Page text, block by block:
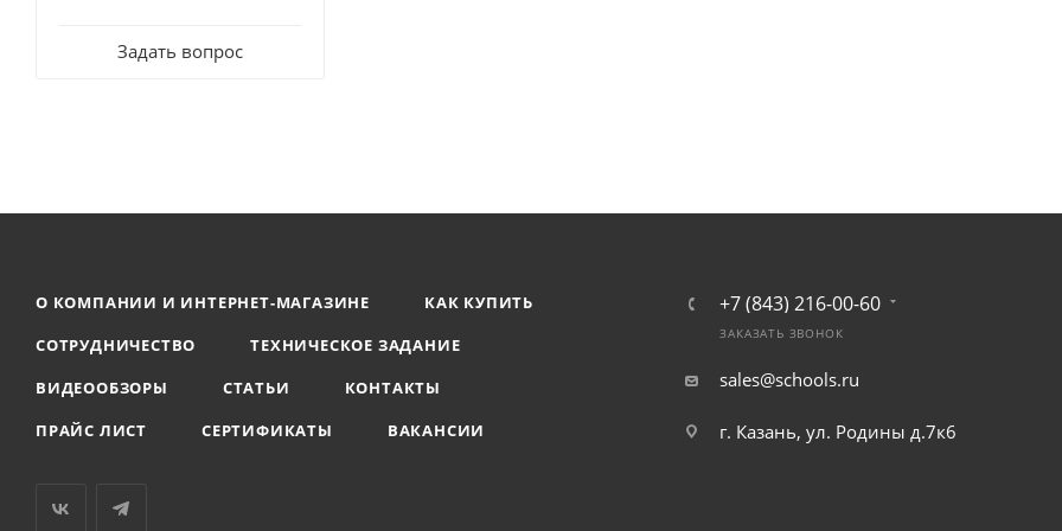
Задать вопрос
О КОМПАНИИ И ИНТЕРНЕТ-МАГАЗИНЕ
КАК КУПИТЬ
СОТРУДНИЧЕСТВО
ТЕХНИЧЕСКОЕ ЗАДАНИЕ
ВИДЕООБЗОРЫ
СТАТЬИ
КОНТАКТЫ
ПРАЙС ЛИСТ
СЕРТИФИКАТЫ ВАКАНСИИ
+7 (843) 216-00-60
ЗАКАЗАТЬ ЗВОНОК
sales@schools.ru
г. Казань, ул. Родины д.7к6